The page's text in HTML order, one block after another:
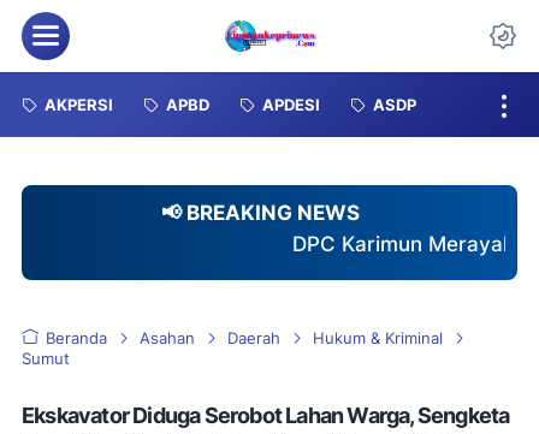
Menu
AKPERSI APBD APDESI ASDP
📢 BREAKING NEWS
DPC Karimun Merayakan HUT KE-2
Beranda Asahan Daerah
Hukum & Kriminal
Sumut
Ekskavator Diduga Serobot Lahan Warga, Sengketa